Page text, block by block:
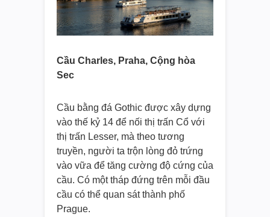
Cầu Charles, Praha, Cộng hòa
Sec
Cầu bằng đá Gothic được xây dựng
vào thế kỷ 14 để nối thị trấn Cổ với
thị trấn Lesser, mà theo tương
truyền, người ta trộn lòng đỏ trứng
vào vữa để tăng cường độ cứng của
cầu. Có một tháp đứng trên mỗi đầu
cầu có thể quan sát thành phố
Prague.